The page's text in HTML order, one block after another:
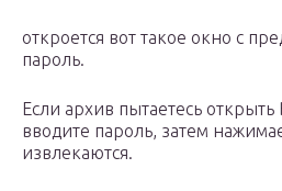
откроется вот такое окно с
пароль.
Если архив пытаетесь
вводите пароль, затем
извлекаются.